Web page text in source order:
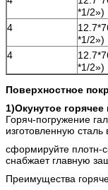
*1/2»)
4
*1/2»)
4
*1/2»)
Поверхностное
1)Окунутое
Горяч-погружение
изготовленную сталь
сформируйте плотн-
снабжает главную
Преимущества